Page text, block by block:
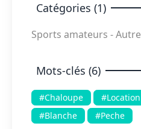
Catégories (1)
Sports amateurs -
Mots-clés (6)
#Chaloupe #Location
#Blanche
#Peche